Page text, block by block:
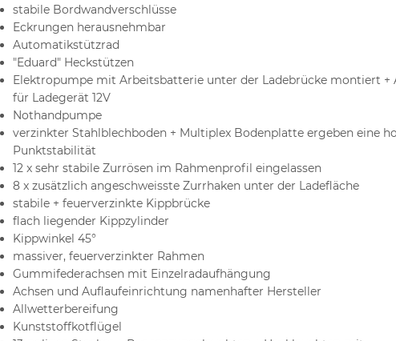
stabile Bordwandverschlüsse
Eckrungen herausnehmbar
Automatikstützrad
"Eduard" Heckstützen
Elektropumpe mit Arbeitsbatterie unter der Ladebrücke montiert +
für Ladegerät 12V
Nothandpumpe
verzinkter Stahlblechboden + Multiplex Bodenplatte ergeben eine
Punktstabilität
12 x sehr stabile Zurrösen im Rahmenprofil eingelassen
8 x zusätzlich angeschweisste Zurrhaken unter der Ladefläche
stabile + feuerverzinkte Kippbrücke
flach liegender Kippzylinder
Kippwinkel 45°
massiver, feuerverzinkter Rahmen
Gummifederachsen mit Einzelradaufhängung
Achsen und Auflaufeinrichtung namenhafter Hersteller
Allwetterbereifung
Kunststoffkotflügel